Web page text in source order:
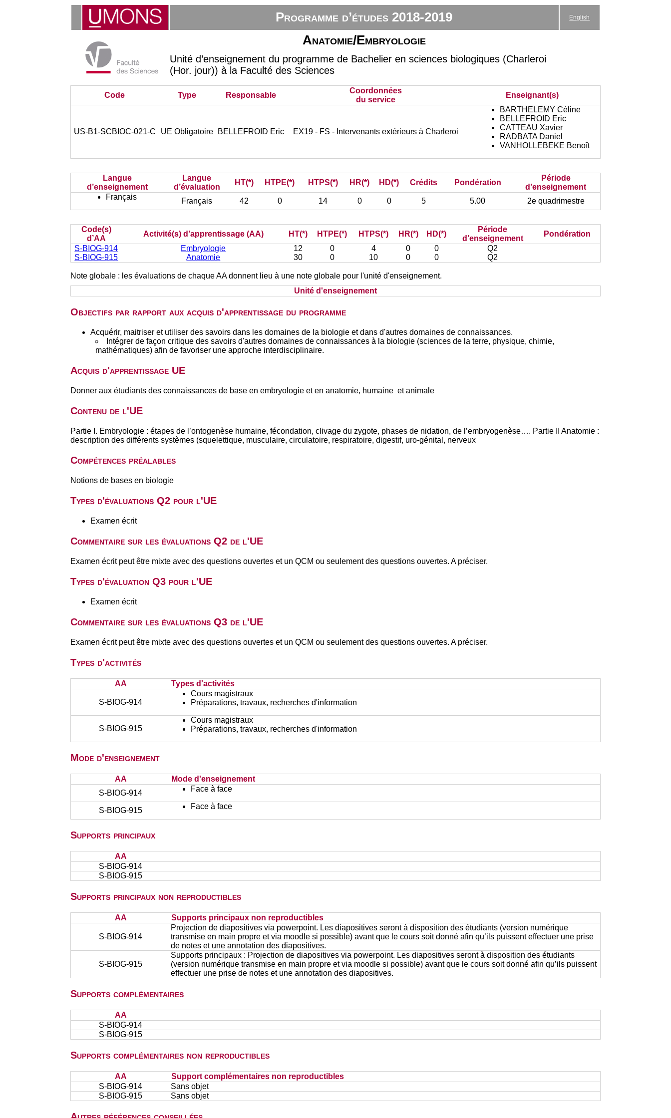
Programme d’études 2018-2019 English
Anatomie/Embryologie
Unité d’enseignement du programme de Bachelier en sciences biologiques (Charleroi
(Hor. jour)) à la Faculté des Sciences
Code Type Responsable
Coordonnées
du service
Enseignant(s)
US-B1-SCBIOC-021-C UE Obligatoire BELLEFROID Eric EX19 - FS - Intervenants extérieurs à Charleroi
BARTHELEMY Céline
BELLEFROID Eric
CATTEAU Xavier
RADBATA Daniel
VANHOLLEBEKE Benoît
Langue
d’enseignement
Langue
d’évaluation
HT(*) HTPE(*) HTPS(*) HR(*) HD(*) Crédits Pondération
Période
d’enseignement
Français
Français 42 0 14 0 0 5 5.00 2e quadrimestre
Code(s)
d’AA
Activité(s) d’apprentissage (AA) HT(*) HTPE(*) HTPS(*) HR(*) HD(*)
Période
d’enseignement
Pondération
S-BIOG-914
Embryologie 12 0 4 0 0
Q2
S-BIOG-915
Anatomie 30 0 10 0 0 Q2
Note globale : les évaluations de chaque AA donnent lieu à une note globale pour l'unité d'enseignement.
Unité d'enseignement
Objectifs par rapport aux acquis d'apprentissage du programme
Acquérir, maitriser et utiliser des savoirs dans les domaines de la biologie et dans d'autres domaines de connaissances.
Intégrer de façon critique des savoirs d'autres domaines de connaissances à la biologie (sciences de la terre, physique, chimie,
mathématiques) afin de favoriser une approche interdisciplinaire.
Acquis d'apprentissage UE
Donner aux étudiants des connaissances de base en embryologie et en anatomie, humaine et animale
Contenu de l'UE
Partie I. Embryologie : étapes de l’ontogenèse humaine, fécondation, clivage du zygote, phases de nidation, de l’embryogenèse…. Partie II Anatomie :
description des différents systèmes (squelettique, musculaire, circulatoire, respiratoire, digestif, uro-génital, nerveux
Compétences préalables
Notions de bases en biologie
Types d'évaluations Q2 pour l'UE
Examen écrit
Commentaire sur les évaluations Q2 de l'UE
Examen écrit peut être mixte avec des questions ouvertes et un QCM ou seulement des questions ouvertes. A préciser.
Types d'évaluation Q3 pour l'UE
Examen écrit
Commentaire sur les évaluations Q3 de l'UE
Examen écrit peut être mixte avec des questions ouvertes et un QCM ou seulement des questions ouvertes. A préciser.
Types d'activités
AA Types d'activités
S-BIOG-914
Cours magistraux
Préparations, travaux, recherches d'information
S-BIOG-915
Cours magistraux
Préparations, travaux, recherches d'information
Mode d'enseignement
AA
Mode d'enseignement
S-BIOG-914
Face à face
S-BIOG-915 Face à face
Supports principaux
AA
S-BIOG-914
S-BIOG-915
Supports principaux non reproductibles
AA Supports principaux non reproductibles
S-BIOG-914
Projection de diapositives via powerpoint. Les diapositives seront à disposition des étudiants (version numérique
transmise en main propre et via moodle si possible) avant que le cours soit donné afin qu’ils puissent effectuer une prise
de notes et une annotation des diapositives.
S-BIOG-915
Supports principaux : Projection de diapositives via powerpoint. Les diapositives seront à disposition des étudiants
(version numérique transmise en main propre et via moodle si possible) avant que le cours soit donné afin qu’ils puissent
effectuer une prise de notes et une annotation des diapositives.
Supports complémentaires
AA
S-BIOG-914
S-BIOG-915
Supports complémentaires non reproductibles
AA
Support complémentaires non reproductibles
S-BIOG-914
Sans objet
S-BIOG-915
Sans objet